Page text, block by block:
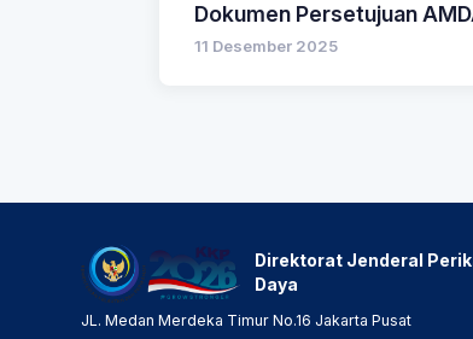
Dokumen Persetujuan
11 Desember 2025
Direktorat Jenderal
Daya
JL. Medan Merdeka Timur No.16 Jakarta Pusat